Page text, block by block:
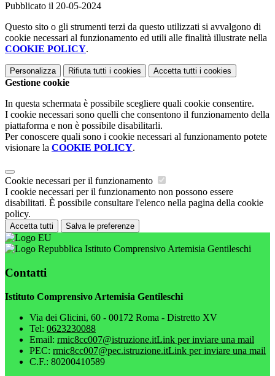
Pubblicato il 20-05-2024
Questo sito o gli strumenti terzi da questo utilizzati si avvalgono di
cookie necessari al funzionamento ed utili alle finalità illustrate nella
COOKIE POLICY.
Personalizza Rifiuta tutti i cookies Accetta tutti i cookies
Gestione cookie
In questa schermata è possibile scegliere quali cookie consentire.
I cookie necessari sono quelli che consentono il funzionamento della
piattaforma e non è possibile disabilitarli.
Per conoscere quali sono i cookie necessari al funzionamento potete
visionare la COOKIE POLICY.
Cookie necessari per il funzionamento
I cookie necessari per il funzionamento non possono essere
disabilitati. È possibile consultare l'elenco nella pagina della cookie
policy.
Accetta tutti Salva le preferenze
Istituto Comprensivo Artemisia Gentileschi
Contatti
Istituto Comprensivo Artemisia Gentileschi
Via dei Glicini, 60 - 00172 Roma - Distretto XV
Tel: 0623230088
Email: rmic8cc007@istruzione.itLink per inviare una mail
PEC: rmic8cc007@pec.istruzione.itLink per inviare una mail
C.F.: 80200410589